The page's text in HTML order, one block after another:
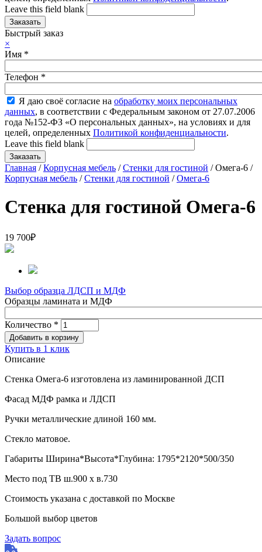
Leave this field blank
Быстрый заказ
×
Имя *
Телефон *
Я даю своё согласие на обработку моих персональных
данных, в соответствии с Федеральным законом от 27.07.2006
года №152-ФЗ «О персональных данных», на условиях и для
целей, определенных Политикой конфиденциальности.
Leave this field blank
Главная /Корпусная мебель /Стенки для гостиной / Омега-6 /
Корпусная мебель /Стенки для гостиной /Омега-6
Стенка для гостиной Омега-6
19 700₽
Выбор образца ЛДСП и МДФ
Образцы ламината и МДФ
Количество *
Купить в 1 клик
Описание
Стенка Омега-6 изготовлена из ламинированной ДСП
Фасад МДФ рамка и ЛДСП
Ручки металлические длиной 160 мм.
Стекло матовое.
Габариты Ширина*Высота*Глубина: 1795*2120*500/350
Место под ТВ ш.900 х в.730
Стоимость указана с доставкой по Москве
Большой выбор цветов
Задать вопрос